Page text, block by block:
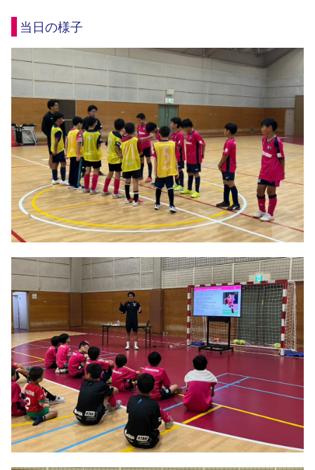
よくある質問
セレッソスポーツパーク舞洲
YANMAR HANASAKA STADIUM
セレッソ大阪アカデミー
子供のサッカースクール
大人のサッカースクール その他スポーツクラブ
当日の様子